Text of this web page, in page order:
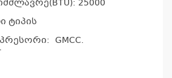
25000
ტიპის
GMCC.